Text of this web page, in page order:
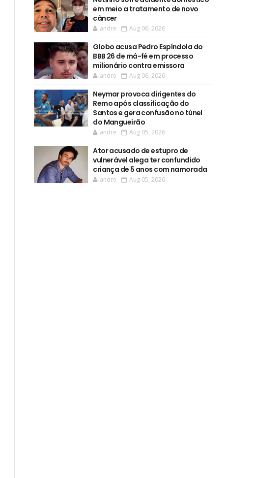
em meio a tratamento de novo
câncer
andre Aug 06, 2026
Globo acusa Pedro Espíndola do
BBB 26 de má-fé em processo
milionário contra emissora
andre Aug 06, 2026
Neymar provoca dirigentes do
Remo após classificação do
Santos e gera confusão no túnel
do Mangueirão
andre Aug 05, 2026
Ator acusado de estupro de
vulnerável alega ter confundido
criança de 5 anos com namorada
andre Aug 05, 2026